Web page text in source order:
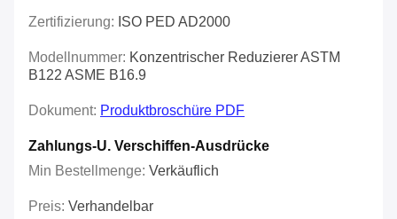
Zertifizierung: ISO PED AD2000
Modellnummer: Konzentrischer Reduzierer ASTM
B122 ASME B16.9
Dokument: Produktbroschüre PDF
Zahlungs-U. Verschiffen-Ausdrücke
Min Bestellmenge: Verkäuflich
Preis: Verhandelbar